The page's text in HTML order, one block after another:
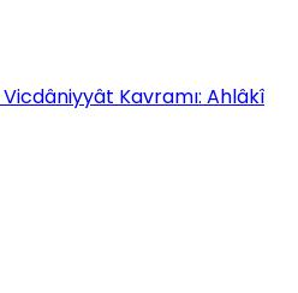
Kavramı: Ahlâkî